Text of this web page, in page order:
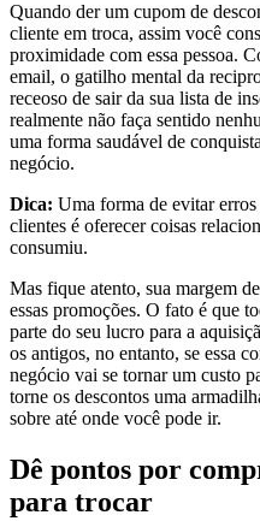
Quando der um cupom de
cliente em troca, assim você
proximidade com essa pessoa.
email, o gatilho mental da
receoso de sair da sua lista de
realmente não faça sentido
uma forma saudável de
negócio.
Dica: Uma forma de evitar erros
clientes é oferecer coisas
consumiu.
Mas fique atento, sua margem
essas promoções. O fato é que
parte do seu lucro para a
os antigos, no entanto, se essa
negócio vai se tornar um custo
torne os descontos uma
sobre até onde você pode ir.
Dê pontos por
para trocar